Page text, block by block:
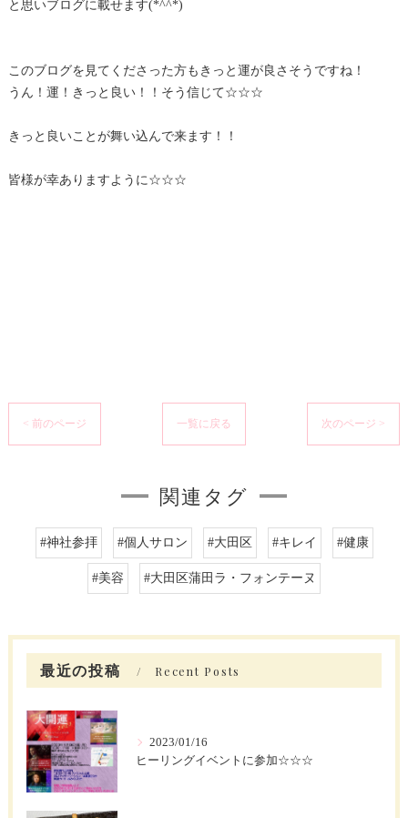
と思いブログに載せます(*^^*)
このブログを見てくださった方もきっと運が良さそうですね！
うん！運！きっと良い！！そう信じて☆☆☆
きっと良いことが舞い込んで来ます！！
皆様が幸ありますように☆☆☆
< 前のページ 一覧に戻る 次のページ >
関連タグ
#神社参拝 #個人サロン #大田区 #キレイ #健康
#美容 #大田区蒲田ラ・フォンテーヌ
最近の投稿 Recent Posts
2023/01/16
ヒーリングイベントに参加☆☆☆